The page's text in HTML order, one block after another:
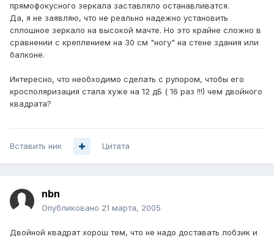
прямофокусного зеркала заставляло останавливатся.
Да, я не заявляю, что не реально надежно установить
сплошное зеркало на высокой мачте. Но это крайне сложно в
сравнении с креплением на 30 см "ногу" на стене здания или
балконе.
Интересно, что необходимо сделать с рупором, чтобы его
кросполяризация стала хуже на 12 дБ ( 16 раз !!!) чем двойного
квадрата?
Вставить ник Цитата
nbn
Опубликовано 21 марта, 2005
Двойной квадрат хорош тем, что не надо доставать лобзик и